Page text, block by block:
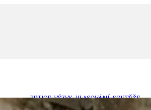
PETICE, VÝZVY, HLASOVÁNÍ, SOUTĚŽE